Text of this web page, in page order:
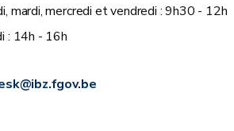
mardi, mercredi et vendredi : 9h30 - 12h
: 14h - 16h